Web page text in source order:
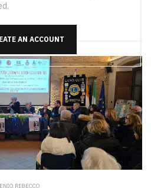
AN ACCOUNT
RIBECCO